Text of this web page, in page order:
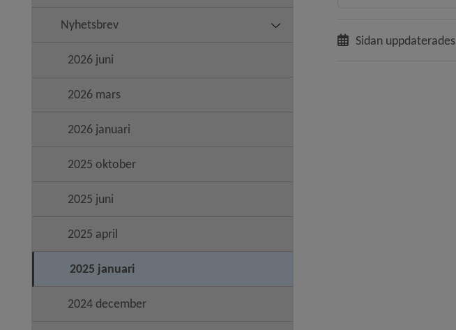
Nyhetsbrev Undermeny för Nyhetsbrev
2026 juni
2026 mars
2026 januari
2025 oktober
2025 juni
2025 april
2025 januari
2024 december
Sidan uppdaterades